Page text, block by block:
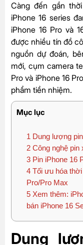
Càng đến gần
iPhone 16 series
iPhone 16 Pro và
được nhiều tín đồ
nguồn dự đoán,
mới, cụm camera
Pro và iPhone 16
phẩm tiền nhiệm.
Mục lục
1 Dung lượng
2 Công nghệ pin
3 Pin iPhone 16
4 Tối ưu hóa
Pro/Pro Max
5 Xem thêm:
bán iPhone 16
Dung